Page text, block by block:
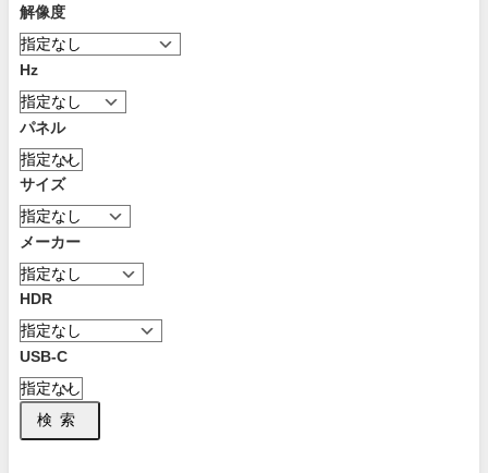
解像度
Hz
パネル
サイズ
メーカー
HDR
USB-C
検索